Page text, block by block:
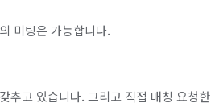
미팅은 가능합니다.
추고 있습니다. 그리고 직접 매칭 요청한